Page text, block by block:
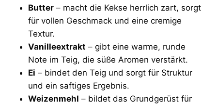
Butter – macht die Kekse herrlich zart, sorgt
für vollen Geschmack und eine cremige
Textur.
Vanilleextrakt – gibt eine warme, runde
Note im Teig, die süße Aromen verstärkt.
Ei – bindet den Teig und sorgt für Struktur
und ein saftiges Ergebnis.
Weizenmehl – bildet das Grundgerüst für